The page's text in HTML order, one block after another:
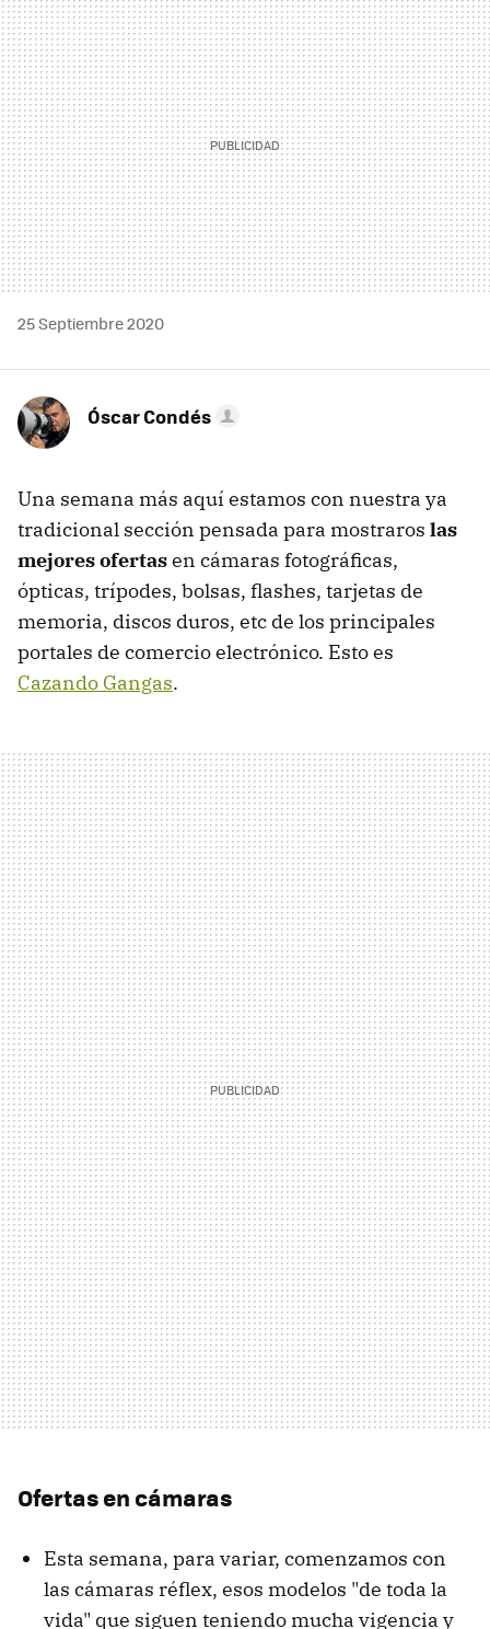
MAIL
25 Septiembre 2020
Óscar Condés
Una semana más aquí estamos con nuestra ya
tradicional sección pensada para mostraros las
mejores ofertasen cámaras fotográficas,
ópticas, trípodes, bolsas, flashes, tarjetas de
memoria, discos duros, etc de los principales
portales de comercio electrónico. Esto es
Cazando Gangas.
Ofertas en cámaras
Esta semana, para variar, comenzamos con
las cámaras réflex, esos modelos "de toda la
vida" que siguen teniendo mucha vigencia y